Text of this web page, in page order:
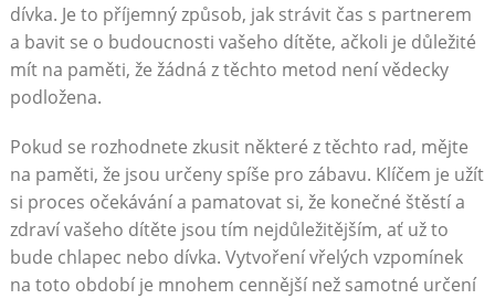
dívka. Je to příjemný způsob, jak strávit čas s partnerem
a bavit se o budoucnosti vašeho dítěte, ačkoli je důležité
mít na paměti, že žádná z těchto metod není vědecky
podložena.
Pokud se rozhodnete zkusit některé z těchto rad, mějte
na paměti, že jsou určeny spíše pro zábavu. Klíčem je užít
si proces očekávání a pamatovat si, že konečné štěstí a
zdraví vašeho dítěte jsou tím nejdůležitějším, ať už to
bude chlapec nebo dívka. Vytvoření vřelých vzpomínek
na toto období je mnohem cennější než samotné určení